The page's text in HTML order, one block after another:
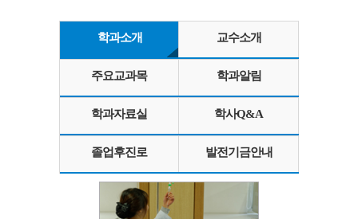
학과소개 교수소개
주요교과목 학과알림
학과자료실 학사Q&A
졸업후진로 발전기금안내